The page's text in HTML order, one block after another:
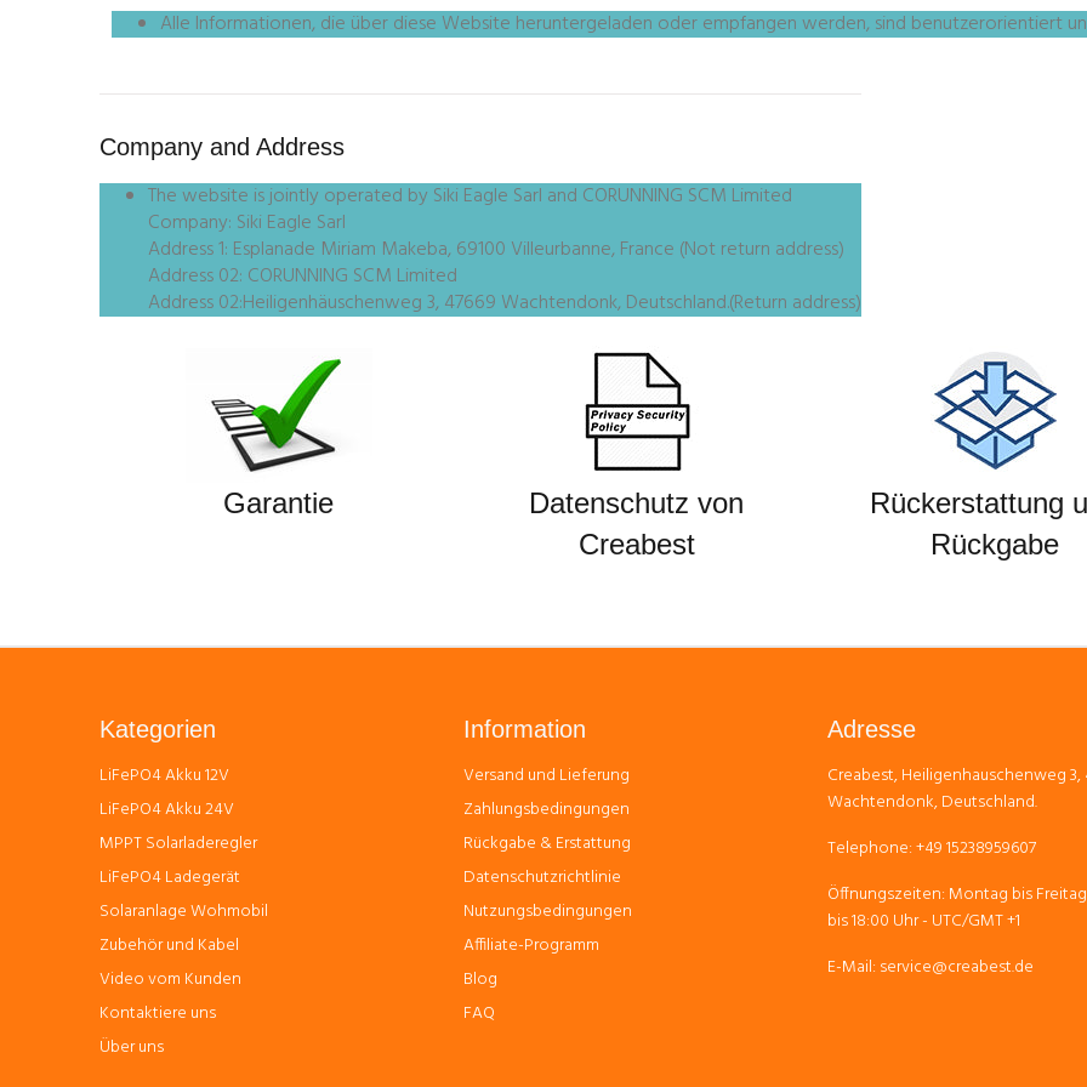
Alle Informationen, die über diese Website heruntergeladen oder empfangen werden, sind benutzerorientiert
Company and Address
The website is jointly operated by Siki Eagle Sarl and CORUNNING SCM Limited
Company: Siki Eagle Sarl
Address 1: Esplanade Miriam Makeba, 69100 Villeurbanne, France (Not return address)
Address 02: CORUNNING SCM Limited
Address 02:Heiligenhäuschenweg 3, 47669 Wachtendonk, Deutschland.(Return address)
Garantie
Datenschutz von
Creabest
Rückerstattung
Rückgabe
Kategorien
LiFePO4 Akku 12V
LiFePO4 Akku 24V
MPPT Solarladeregler
LiFePO4 Ladegerät
Solaranlage Wohmobil
Zubehör und Kabel
Video vom Kunden
Kontaktiere uns
Über uns
Information
Versand und Lieferung
Zahlungsbedingungen
Rückgabe & Erstattung
Datenschutzrichtlinie
Nutzungsbedingungen
Affiliate-Programm
Blog
FAQ
Adresse
Creabest, Heiligenhauschenweg 3,
Wachtendonk, Deutschland.
Telephone: +49 15238959607
Öffnungszeiten: Montag bis
bis 18:00 Uhr - UTC/GMT +1
E-Mail: service@creabest.de